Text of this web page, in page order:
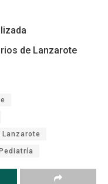
de Lanzarote